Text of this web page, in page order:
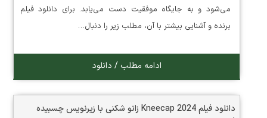
می‌شود و به جایگاه موفقیت دست می‌یابد. برای دانلود فیلم
برنده و آشنایی بیشتر با آن، مطلب زیر را دنبال…
ادامه مطلب / دانلود
دانلود فیلم Kneecap 2024 زانو شکنی با زیرنویس چسبیده